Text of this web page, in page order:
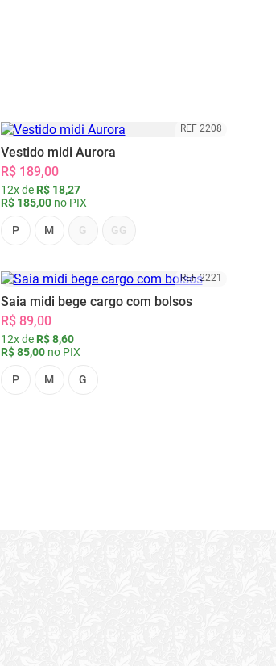
REF 2208
Vestido midi Aurora
R$ 189,00
12x de R$ 18,27
R$ 185,00no PIX
P M G GG
REF 2221
Saia midi bege cargo com bolsos
R$ 89,00
12x de R$ 8,60
R$ 85,00no PIX
P M G